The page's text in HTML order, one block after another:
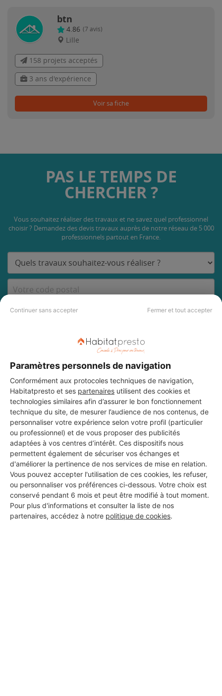
Continuer sans accepter Fermer et tout accepter
Paramètres personnels de navigation
Conformément aux protocoles techniques de navigation,
Habitatpresto et ses partenaires utilisent des cookies et
technologies similaires afin d’assurer le bon fonctionnement
technique du site, de mesurer l’audience de nos contenus, de
personnaliser votre expérience selon votre profil (particulier
ou professionnel) et de vous proposer des publicités
adaptées à vos centres d’intérêt. Ces dispositifs nous
permettent également de sécuriser vos échanges et
d'améliorer la pertinence de nos services de mise en relation.
Vous pouvez accepter l'utilisation de ces cookies, les refuser,
ou personnaliser vos préférences ci-dessous. Votre choix est
conservé pendant 6 mois et peut être modifié à tout moment.
Pour plus d'informations et consulter la liste de nos
partenaires, accédez à notre politique de cookies.
btn
4.86 (7 avis)
Lille
158 projets acceptés
3 ans d'expérience
Voir sa fiche
PAS LE TEMPS DE
CHERCHER ?
Vous souhaitez réaliser des travaux et ne savez quel professionnel
choisir ? Demandez des devis travaux auprès de notre réseau de 5 000
professionnels partout en France.
DEMANDER UN DEVIS
Les 3 autres Menuisiers pour
vos travaux à Condé-sur-
l'Escaut
M.C.S Batiment (Sarl)
Condé-sur-l'Escaut
27 ans d'expérience
Voir sa fiche